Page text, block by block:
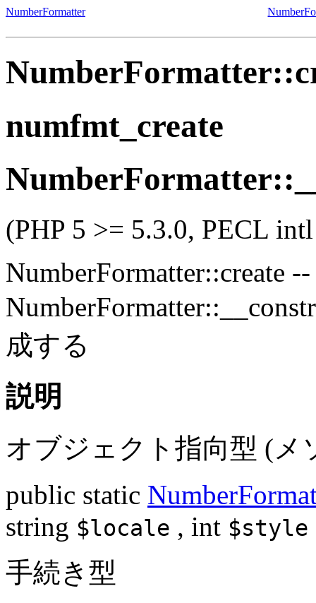
NumberFormatter
numfmt_create
(PHP 5 >= 5.3.0, PECL
NumberFormatter::create
成する
説明
オブジェクト指向型 (メ
public static
string $locale , int $style
手続き型